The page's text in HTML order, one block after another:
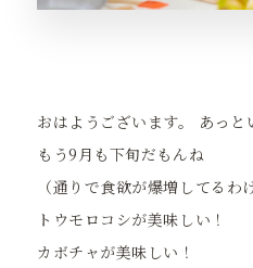
おはようございます。 あっと
もう9月も下旬だもんね
（通りで食欲が爆増してるわ
トウモロコシが美味しい！
カボチャが美味しい！